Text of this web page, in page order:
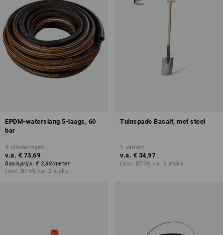
EPDM-waterslang 5-laags, 60
bar
4 uitvoeringen
v.a. € 73,69
Basisprijs: € 3,68/meter
(incl. BTW) v.a. 2 stuks
Tuinspade Basalt, met steel
1 variant
v.a. € 34,97
(incl. BTW) v.a. 5 stuks